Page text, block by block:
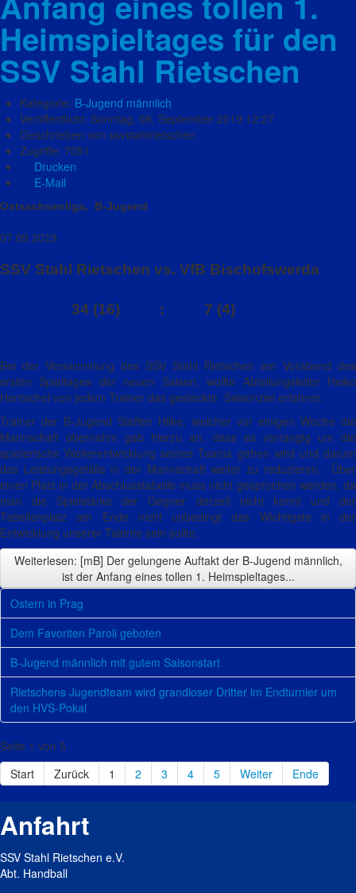
Heimspieltages für den
SSV Stahl Rietschen
Kategorie: B-Jugend männlich
Veröffentlicht: Sonntag, 08. September 2019 12:27
Geschrieben von ssvstahlrietschen
Zugriffe: 7051
Drucken
E-Mail
Ostsachsenliga, B-Jugend
07.09.2019
SSV Stahl Rietschen vs. VfB Bischofswerda
34 (16) : 7 (4)
Bei der Versammlung des SSV Stahl Rietschen am Vorabend des
ersten Spieltages der neuen Saison, wollte Abteilungsleiter Heiko
Hentschel von jedem Trainer das gesteckte Saisonziel erfahren.
Trainer der B-Jugend Steffen Hilke, welcher vor einigen Woche die
Mannschaft übernahm gab hierzu an, dass es vorrangig um die
spielerische Weiterentwicklung seines Teams gehen wird und darum
das Leistungsgefälle in der Mannschaft weiter zu reduzieren. Über
einen Platz in der Abschlusstabelle muss nicht gesprochen werden, da
man die Spielstärke der Gegner derzeit nicht kennt und der
Tabellenplatz am Ende nicht unbedingt das Wichtigste in der
Entwicklung unserer Talente sein sollte.
Weiterlesen: [mB] Der gelungene Auftakt der B-Jugend männlich,
ist der Anfang eines tollen 1. Heimspieltages...
Ostern in Prag
Dem Favoriten Paroli geboten
B-Jugend männlich mit gutem Saisonstart
Rietschens Jugendteam wird grandioser Dritter im Endturnier um
den HVS-Pokal
Seite 1 von 5
Start
Zurück 1 2 3 4 5 Weiter Ende
Anfahrt
SSV Stahl Rietschen e.V.
Abt. Handball